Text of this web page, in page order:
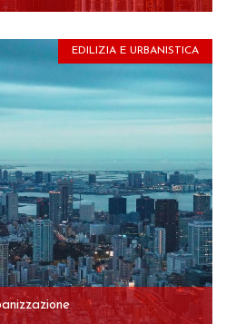
EDILIZIA E URBANISTICA